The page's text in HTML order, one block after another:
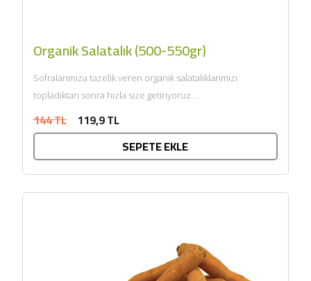
Organik Salatalık (500-550gr)
Sofralarımıza tazelik veren organik salatalıklarımızı
topladıktan sonra hızla size getiriyoruz....
144 TL 119,9 TL
SEPETE EKLE